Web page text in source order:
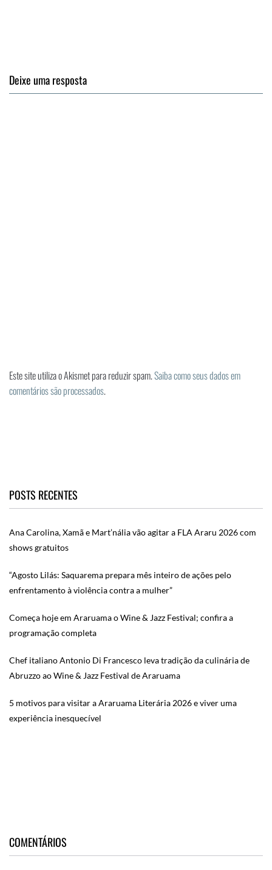
Deixe uma resposta
Este site utiliza o Akismet para reduzir spam.Saiba como seus dados em
comentários são processados.
POSTS RECENTES
Ana Carolina, Xamã e Mart’nália vão agitar a FLA Araru 2026 com
shows gratuitos
“Agosto Lilás: Saquarema prepara mês inteiro de ações pelo
enfrentamento à violência contra a mulher”
Começa hoje em Araruama o Wine & Jazz Festival; confira a
programação completa
Chef italiano Antonio Di Francesco leva tradição da culinária de
Abruzzo ao Wine & Jazz Festival de Araruama
5 motivos para visitar a Araruama Literária 2026 e viver uma
experiência inesquecível
COMENTÁRIOS